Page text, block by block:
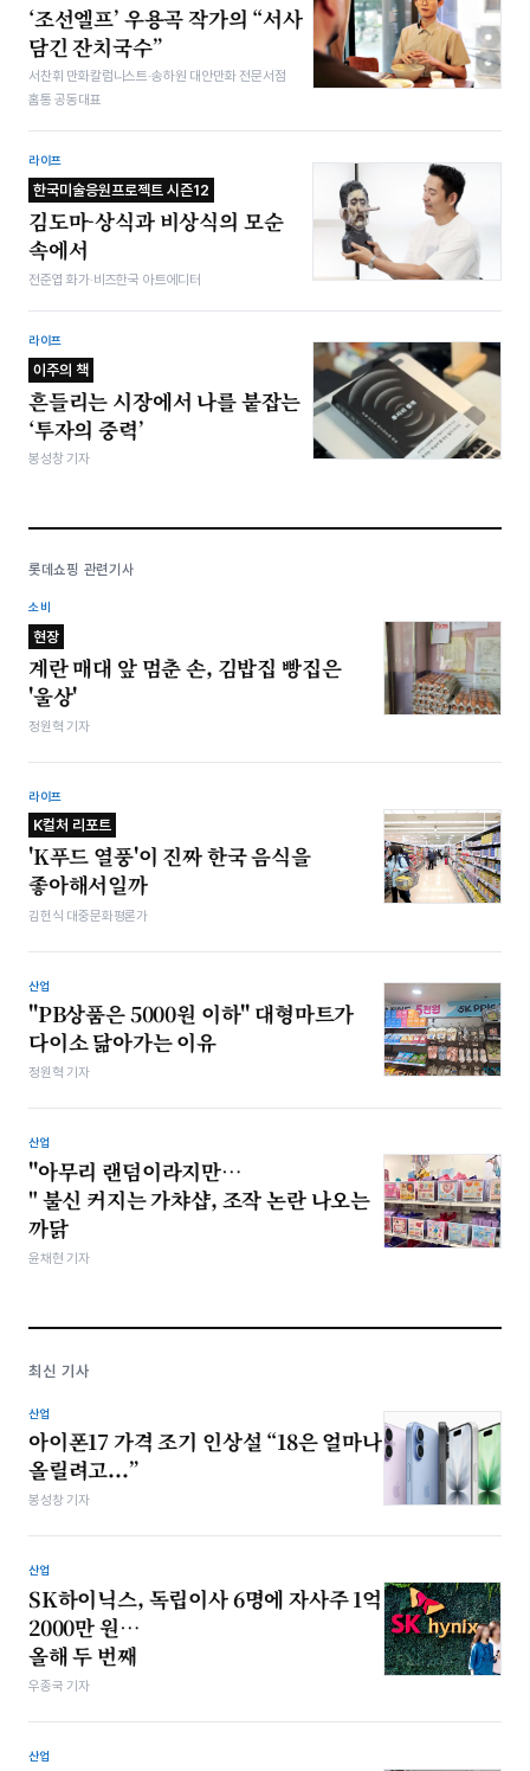
‘조선엘프’ 우용곡 작가의 “서사
담긴 잔치국수”
서찬휘 만화칼럼니스트·송하원 대안만화 전문서점
홈통 공동대표
라이프
한국미술응원프로젝트 시즌12
김도마-상식과 비상식의 모순
속에서
전준엽 화가·비즈한국 아트에디터
라이프
이주의 책
흔들리는 시장에서 나를 붙잡는
‘투자의 중력’
봉성창 기자
롯데쇼핑 관련기사
소비
현장
계란 매대 앞 멈춘 손, 김밥집 빵집은
'울상'
정원혁 기자
라이프
K컬처 리포트
'K푸드 열풍'이 진짜 한국 음식을
좋아해서일까
김헌식 대중문화평론가
산업
"PB상품은 5000원 이하" 대형마트가
다이소 닮아가는 이유
정원혁 기자
산업
"아무리 랜덤이라지만…
" 불신 커지는 가챠샵, 조작 논란 나오는
까닭
윤채현 기자
최신 기사
산업
아이폰17 가격 조기 인상설 “18은 얼마나
올릴려고...”
봉성창 기자
산업
SK하이닉스, 독립이사 6명에 자사주 1억
2000만 원…
올해 두 번째
우종국 기자
산업